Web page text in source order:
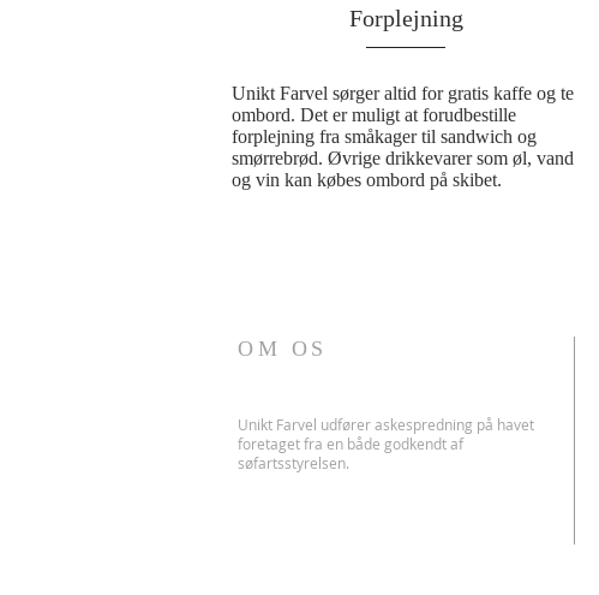
Forplejning
Unikt Farvel sørger altid for gratis kaffe og te
ombord. Det er muligt at forudbestille
forplejning fra småkager til sandwich og
smørrebrød. Øvrige drikkevarer som øl, vand
og vin kan købes ombord på skibet.
OM OS
Unikt Farvel udfører askespredning på havet
foretaget fra en både godkendt af
søfartsstyrelsen.